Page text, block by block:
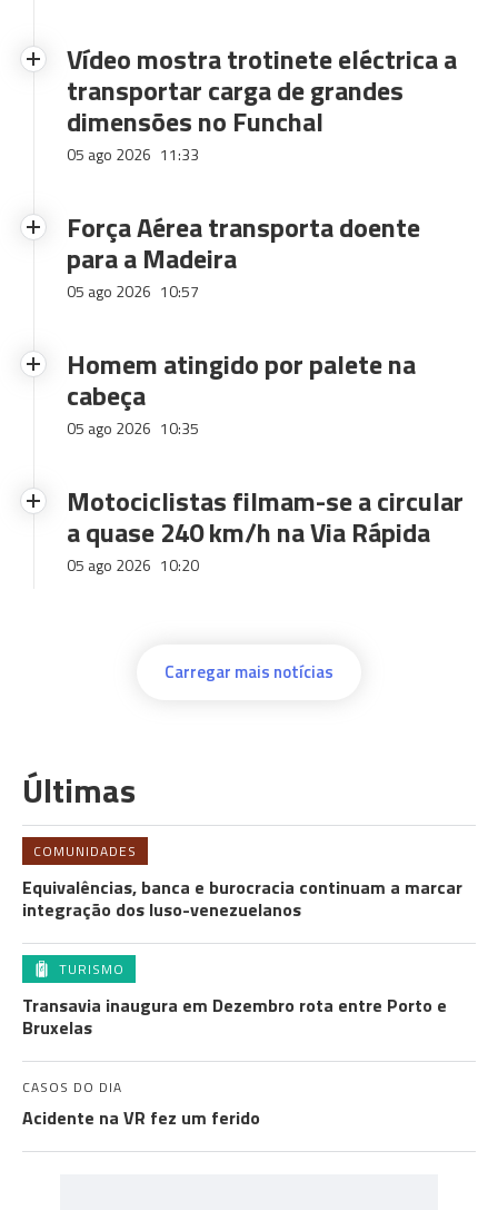
Vídeo mostra trotinete eléctrica a
transportar carga de grandes
dimensões no Funchal
05 ago 2026 11:33
Força Aérea transporta doente
para a Madeira
05 ago 2026 10:57
Homem atingido por palete na
cabeça
05 ago 2026 10:35
Motociclistas filmam-se a circular
a quase 240 km/h na Via Rápida
05 ago 2026 10:20
Carregar mais notícias
Últimas
COMUNIDADES
Equivalências, banca e burocracia continuam a marcar
integração dos luso-venezuelanos
TURISMO
Transavia inaugura em Dezembro rota entre Porto e
Bruxelas
CASOS DO DIA
Acidente na VR fez um ferido